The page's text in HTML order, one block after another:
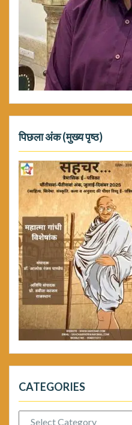
पिछला अंक (मुख्य पृष्ठ)
CATEGORIES
Categories